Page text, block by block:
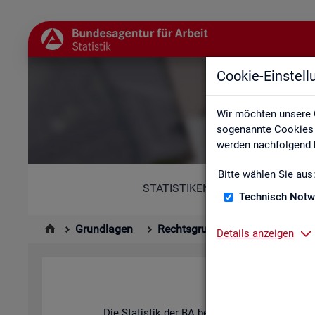
Cookie-
Wir möchten unsere
sogenannte
werden
Bitte wählen Sie aus:
Technisch
Details anzeigen
STATISTIKEN
Grundlagen Rechtsgrundlagen